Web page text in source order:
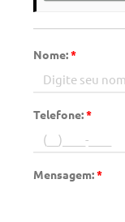
Nome:*
Telefone:*
Mensagem:*